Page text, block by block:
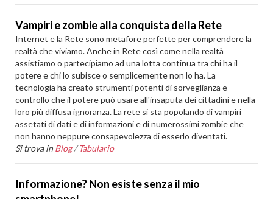
Vampiri e zombie alla conquista della Rete
Internet e la Rete sono metafore perfette per comprendere la
realtà che viviamo. Anche in Rete così come nella realtà
assistiamo o partecipiamo ad una lotta continua tra chi ha il
potere e chi lo subisce o semplicemente non lo ha. La
tecnologia ha creato strumenti potenti di sorveglianza e
controllo che il potere può usare all'insaputa dei cittadini e nella
loro più diffusa ignoranza. La rete si sta popolando di vampiri
assetati di dati e di informazioni e di numerossimi zombie che
non hanno neppure consapevolezza di esserlo diventati.
Si trova in Blog /Tabulario
Informazione? Non esiste senza il mio